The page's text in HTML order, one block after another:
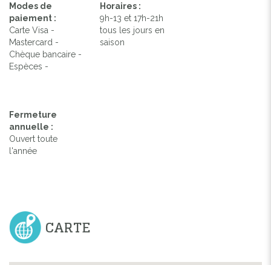
Modes de
paiement :
Carte Visa -
Mastercard -
Chèque bancaire -
Espèces -
Horaires :
9h-13 et 17h-21h
tous les jours en
saison
Fermeture
annuelle :
Ouvert toute
l'année
CARTE